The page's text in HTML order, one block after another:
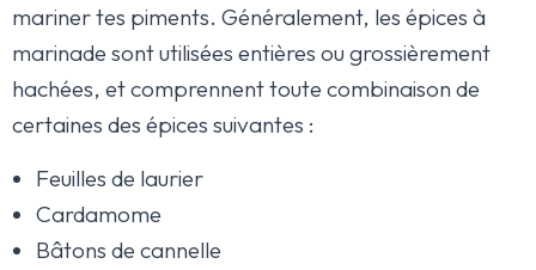
mariner tes piments. Généralement, les épices à
marinade sont utilisées entières ou grossièrement
hachées, et comprennent toute combinaison de
certaines des épices suivantes :
Feuilles de laurier
Cardamome
Bâtons de cannelle